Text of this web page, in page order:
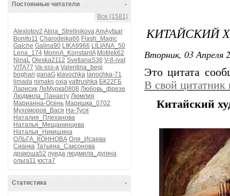
-
Постоянные читатели
Все (1581)
Alexlotov2 Alina_StrellnikovaAmAyfaar
Bonito11 Charodeika66 Flash_Magic
Galche Galina90 LIKA9966 LILIANA_50
Lena_174 MonnA_KonstantA Motilek62
NinaL Oleska2112 SvetlanaS36 V-8-ivat
VITA77 Va-sss-a Valentina_begi
boghari ganaG klavochka lanochka-71
limada nimaks oxja vattrushka БК22ГБ
Ларисик ЛеМурка0808 Любовь_фрезе
Людмила_Панаету Люмлия
Марианна-Осень Маришка_0702
Мухоморов_Вася На-Туся
Наталия_Плеханова
Наталья_Мещанинцева
Наталья_Никишина
ОЛЬГА_КОННОВА Оля_Исаева
Сианка Татьяна_Саксонова
дракоша52 луида людмила_дугина
ольга11 юста7
-
Статистика
КИТАЙСКИЙ
Вторник, 03 Апреля
Это цитата
В свой цитатник
Китайский